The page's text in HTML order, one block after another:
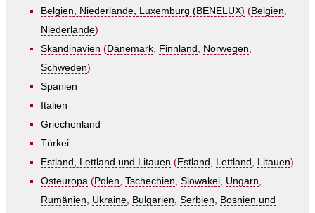
Belgien, Niederlande, Luxemburg (BENELUX) (Belgien,
Niederlande)
Skandinavien (Dänemark, Finnland , Norwegen,
Schweden)
Spanien
Italien
Griechenland
Türkei
Estland, Lettland und Litauen (Estland , Lettland , Litauen)
Osteuropa (Polen, Tschechien, Slowakei, Ungarn,
Rumänien, Ukraine, Bulgarien, Serbien, Bosnien und